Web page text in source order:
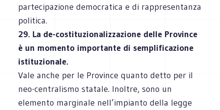
partecipazione democratica e di rappresentanza
politica.
29. La de-costituzionalizzazione delle Province
è un momento importante di semplificazione
istituzionale.
Vale anche per le Province quanto detto per il
neo-centralismo statale. Inoltre, sono un
elemento marginale nell’impianto della legge